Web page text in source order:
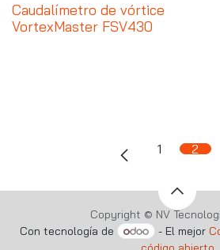
Caudalímetro de vórtice
VortexMaster FSV430
1 2
Copyright © NV
Con tecnología de
- El mejor